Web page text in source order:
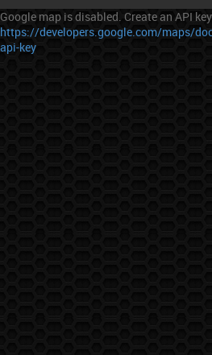
Google map is disabled. Create an API
https://developers.google.com/maps/
api-key